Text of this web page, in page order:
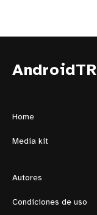
AndroidTR
Home
Media kit
Autores
Condiciones de uso